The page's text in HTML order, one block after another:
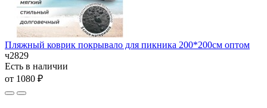
Пляжный коврик покрывало для пикника 200*200см оптом
ч2829
Есть в наличии
от 1080 ₽